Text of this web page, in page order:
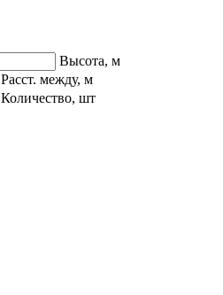
Высота, м
Расст. между, м
Количество, шт